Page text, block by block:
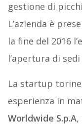
gestione di
L’azienda è
la fine del 2016
l’apertura di
La startup
esperienza in
Worldwide S.p.A,